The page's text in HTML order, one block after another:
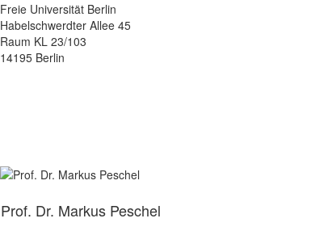
Freie Universität Berlin
Habelschwerdter Allee 45
Raum KL 23/103
14195 Berlin
Prof. Dr. Markus Peschel